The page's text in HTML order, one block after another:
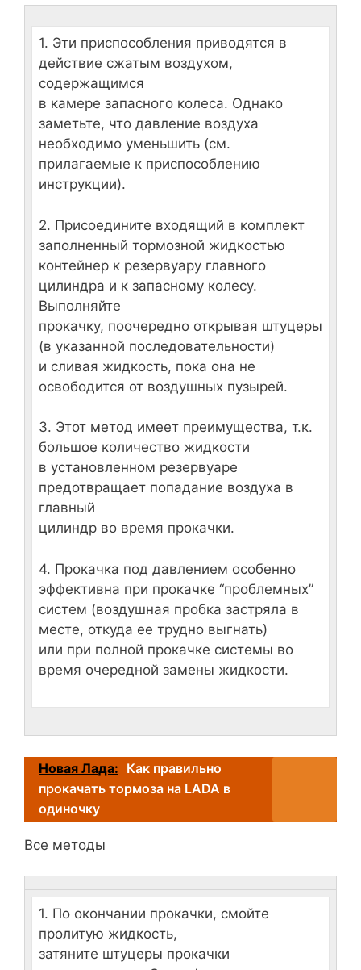
1. Эти приспособления приводятся в
действие сжатым воздухом,
содержащимся
в камере запасного колеса. Однако
заметьте, что давление воздуха
необходимо уменьшить (см.
прилагаемые к приспособлению
инструкции).
2. Присоедините входящий в комплект
заполненный тормозной жидкостью
контейнер к резервуару главного
цилиндра и к запасному колесу.
Выполняйте
прокачку, поочередно открывая штуцеры
(в указанной последовательности)
и сливая жидкость, пока она не
освободится от воздушных пузырей.
3. Этот метод имеет преимущества, т.к.
большое количество жидкости
в установленном резервуаре
предотвращает попадание воздуха в
главный
цилиндр во время прокачки.
4. Прокачка под давлением особенно
эффективна при прокачке “проблемных”
систем (воздушная пробка застряла в
месте, откуда ее трудно выгнать)
или при полной прокачке системы во
время очередной замены жидкости.
Новая Лада: Как правильно
прокачать тормоза на LADA в
одиночку
Все методы
1. По окончании прокачки, смойте
пролитую жидкость,
затяните штуцеры прокачки